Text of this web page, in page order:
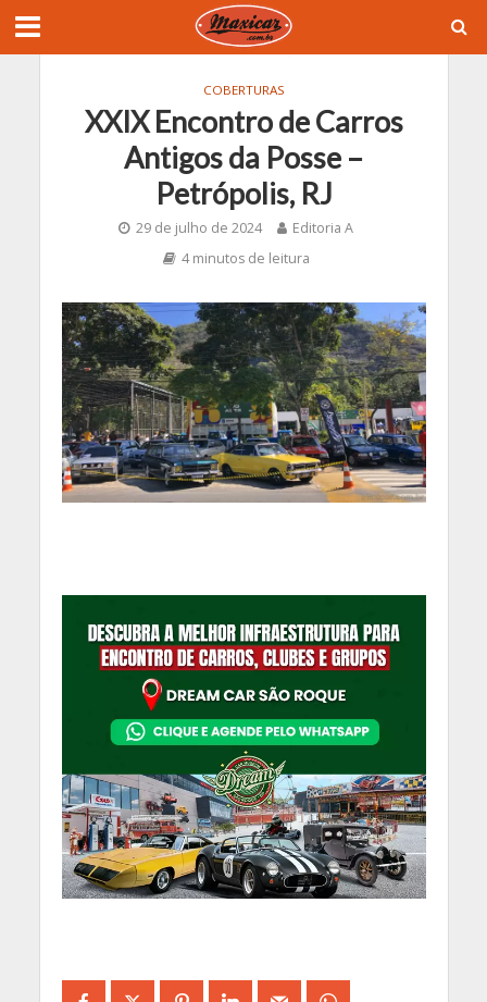
COBERTURAS
XXIX Encontro de Carros
Antigos da Posse –
Petrópolis, RJ
29 de julho de 2024
Editoria A
4 minutos de leitura